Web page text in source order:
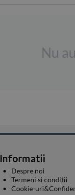
Nu
Informatii
Despre noi
Termeni si conditii
Cookie-